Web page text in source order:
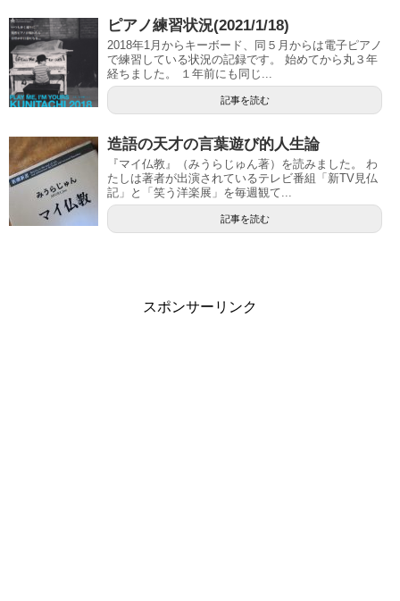
ピアノ練習状況(2021/1/18)
2018年1月からキーボード、同５月からは電子ピアノ
で練習している状況の記録です。 始めてから丸３年
経ちました。 １年前にも同じ...
記事を読む
造語の天才の言葉遊び的人生論
『マイ仏教』（みうらじゅん著）を読みました。 わ
たしは著者が出演されているテレビ番組「新TV見仏
記」と「笑う洋楽展」を毎週観て...
記事を読む
スポンサーリンク